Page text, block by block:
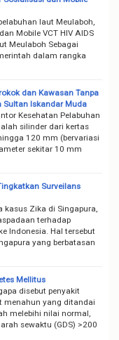
laut Meulaboh,
Mobile VCT HIV AIDS
Meulaboh Sebagai
dalam rangka
dan Kawasan Tanpa
Sultan Iskandar Muda
Kesehatan Pelabuhan
silinder dari kertas
120 mm (bervariasi
sekitar 10 mm
Surveilans
Zika di Singapura,
terhadap
Indonesia. Hal tersebut
yang berbatasan
Mellitus
disebut penyakit
menahun yang ditandai
melebihi nilai normal,
sewaktu (GDS) >200